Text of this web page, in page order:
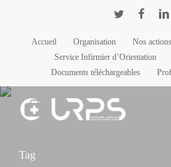
Accueil
Organisation Nos actions
Service Infirmier d’Orientation
Documents téléchargeables
Tag
Panneau de gestion des cookies